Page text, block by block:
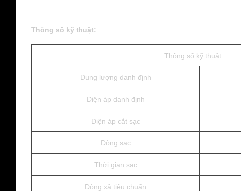
Thông số kỹ thuật:
Thông số kỹ thuật
Dung lượng danh định
Điện áp danh định
Điện áp cắt sạc
Dòng sạc
Thời gian sạc
Dòng xả tiêu chuẩn